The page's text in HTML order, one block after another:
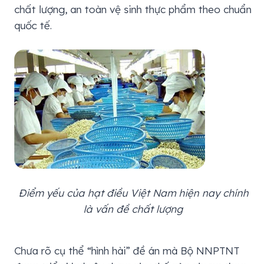
chất lượng, an toàn vệ sinh thực phẩm theo chuẩn
quốc tế.
Điểm yếu của hạt điều Việt Nam hiện nay chính
là vấn đề chất lượng
Chưa rõ cụ thể “hình hài” đề án mà Bộ NNPTNT